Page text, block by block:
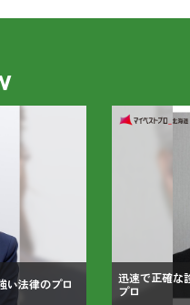
い法律のプロ
迅速で正確な
プロ